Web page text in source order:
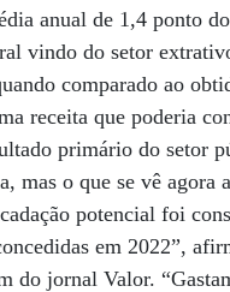
anual de 1,4 ponto
vindo do setor
comparado ao
receita que poderia
primário do setor
mas o que se vê agora
potencial foi
em 2022”,
do jornal Valor.